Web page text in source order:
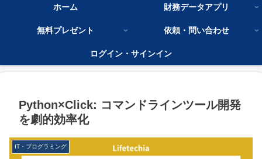
ホーム 財務データアプリ
無料プレゼント 依頼・問い合わせ
ログイン・サインイン
Python×Click: コマンドラインツール開発
を劇的効率化
IT・プログラミング